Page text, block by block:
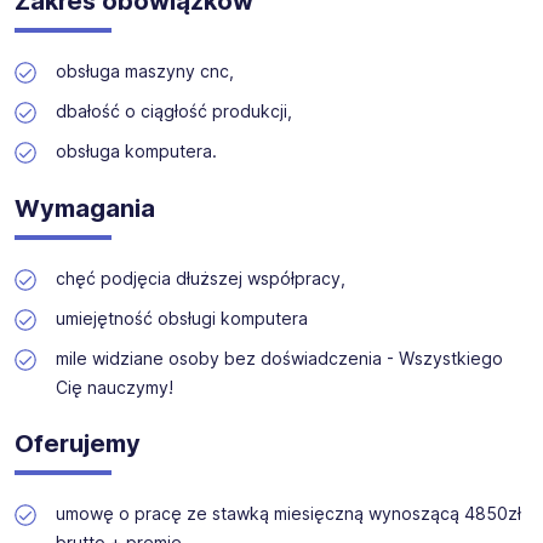
kompetencji.Dołącz do nas i ciesz się z każdego dnia
oferując nowoczesne usługi HR. Już od kilkunastu lat
skutecznie pomagamy znaleźć miejsca pracy u
sprawdzonych pracodawców. Dajemy możliwość rozwoju,
budowania własnych ścieżek kariery i kształcenia
kompetencji. Dołącz do nas i ciesz się z każdego dnia
Kandydatów na stanowisko: Operator/ka maszyn Firma z
obsługa maszyny cnc,
dbałość o ciągłość produkcji,
obsługa komputera.
Wymagania
chęć podjęcia dłuższej współpracy,
umiejętność obsługi komputera
mile widziane osoby bez doświadczenia - Wszystkiego
Cię nauczymy!
Oferujemy
umowę o pracę ze stawką miesięczną wynoszącą 4850zł